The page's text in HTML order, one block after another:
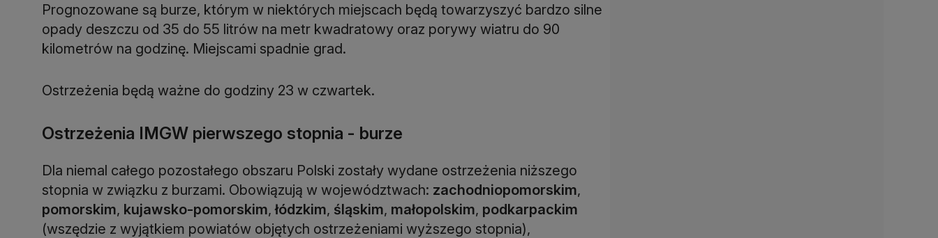
Prognozowane są burze, którym w niektórych miejscach będą towarzyszyć bardzo silne
opady deszczu od 35 do 55 litrów na metr kwadratowy oraz porywy wiatru do 90
kilometrów na godzinę. Miejscami spadnie grad.
Ostrzeżenia będą ważne do godziny 23 w czwartek.
Ostrzeżenia IMGW pierwszego stopnia - burze
Dla niemal całego pozostałego obszaru Polski zostały wydane ostrzeżenia niższego
stopnia w związku z burzami. Obowiązują w województwach: zachodniopomorskim,
pomorskim, kujawsko-pomorskim,łódzkim, śląskim, małopolskim, podkarpackim
(wszędzie z wyjątkiem powiatów objętych ostrzeżeniami wyższego stopnia),